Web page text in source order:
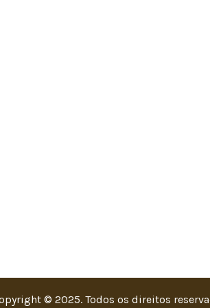
© 2025. Todos os direitos